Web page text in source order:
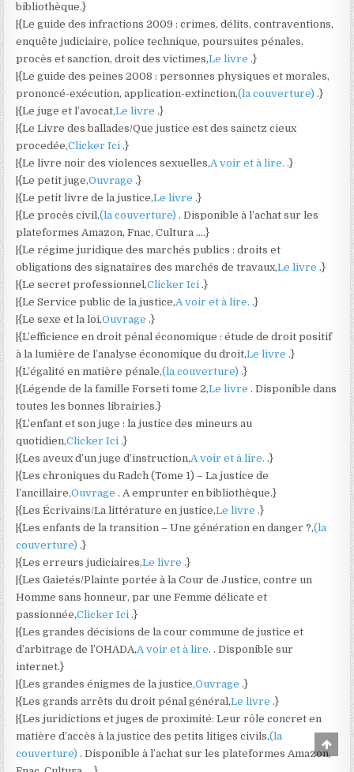
bibliothèque.}
|{Le guide des infractions 2009 : crimes, délits, contraventions,
enquête judiciaire, police technique, poursuites pénales,
procès et sanction, droit des victimes,Le livre.}
|{Le guide des peines 2008 : personnes physiques et morales,
prononcé-exécution, application-extinction,(la couverture).}
|{Le juge et l’avocat,Le livre.}
|{Le Livre des ballades/Que justice est des sainctz cieux
procedée,Clicker Ici.}
|{Le livre noir des violences sexuelles,A voir et à lire..}
|{Le petit juge,Ouvrage.}
|{Le petit livre de la justice,Le livre.}
|{Le procès civil,(la couverture). Disponible à l’achat sur les
plateformes Amazon, Fnac, Cultura ….}
|{Le régime juridique des marchés publics : droits et
obligations des signataires des marchés de travaux,Le livre.}
|{Le secret professionnel,Clicker Ici.}
|{Le Service public de la justice,A voir et à lire..}
|{Le sexe et la loi,Ouvrage.}
|{L’efficience en droit pénal économique : étude de droit positif
à la lumière de l’analyse économique du droit,Le livre.}
|{L’égalité en matière pénale,(la couverture).}
|{Légende de la famille Forseti tome 2,Le livre. Disponible dans
toutes les bonnes librairies.}
|{L’enfant et son juge : la justice des mineurs au
quotidien,Clicker Ici.}
|{Les aveux d’un juge d’instruction,A voir et à lire..}
|{Les chroniques du Radch (Tome 1) – La justice de
l’ancillaire,Ouvrage. A emprunter en bibliothèque.}
|{Les Écrivains/La littérature en justice,Le livre.}
|{Les enfants de la transition – Une génération en danger ?,(la
couverture).}
|{Les erreurs judiciaires,Le livre.}
|{Les Gaietés/Plainte portée à la Cour de Justice, contre un
Homme sans honneur, par une Femme délicate et
passionnée,Clicker Ici.}
|{Les grandes décisions de la cour commune de justice et
d’arbitrage de l’OHADA,A voir et à lire.. Disponible sur
internet.}
|{Les grandes énigmes de la justice,Ouvrage.}
|{Les grands arrêts du droit pénal général,Le livre.}
|{Les juridictions et juges de proximité: Leur rôle concret en
matière d’accès à la justice des petits litiges civils,(la
couverture). Disponible à l’achat sur les plateformes Amazon,to
Top